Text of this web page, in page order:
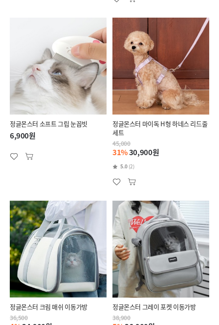
정글몬스터 소프트 그립 눈꼽빗
6,900원
정글몬스터 마이독 H형 하네스 리드줄
세트
45,000
31%30,900원
5.0 (2)
정글몬스터 크림 매쉬 이동가방
36,500
정글몬스터 그레이 포켓 이동가방
38,900